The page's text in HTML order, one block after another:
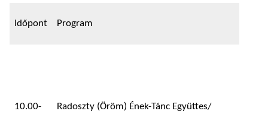
Időpont Program
10.00-
Radoszty (Öröm) Ének-Tánc Együttes/